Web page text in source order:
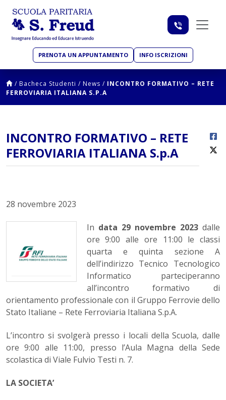
PRENOTA UN APPUNTAMENTO INFO ISCRIZIONI
/ Bacheca Studenti / News / INCONTRO FORMATIVO – RETE
FERROVIARIA ITALIANA S.P.A
INCONTRO FORMATIVO – RETE
FERROVIARIA ITALIANA S.p.A
28 novembre 2023
In data 29 novembre 2023dalle
ore 9:00 alle ore 11:00 le classi
quarta e quinta sezione A
dell’indirizzo Tecnico Tecnologico
Informatico parteciperanno
all’incontro formativo di
orientamento professionale con il Gruppo Ferrovie dello
Stato Italiane – Rete Ferroviaria Italiana S.p.A.
L’incontro si svolgerà presso i locali della Scuola, dalle
ore 9:00 alle 11:00, presso l’Aula Magna della Sede
scolastica di Viale Fulvio Testi n. 7.
LA SOCIETA’